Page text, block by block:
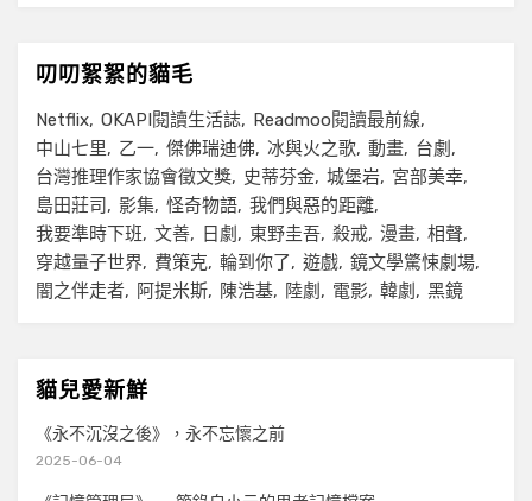
叨叨絮絮的貓毛
Netflix OKAPI閱讀生活誌
Readmoo閱讀最前線
中山七里
乙一 傑佛瑞迪佛 冰與火之歌 動畫
台劇
台灣推理作家協會徵文獎
史蒂芬金 城堡岩
宮部美幸
島田莊司
影集 怪奇物語 我們與惡的距離
我要準時下班
文善 日劇 東野圭吾 殺戒 漫畫 相聲
穿越量子世界
費策克 輪到你了 遊戲 鏡文學驚悚劇場
闇之伴走者
阿提米斯 陳浩基 陸劇 電影 韓劇 黑鏡
貓兒愛新鮮
《永不沉沒之後》，永不忘懷之前
2025-06-04